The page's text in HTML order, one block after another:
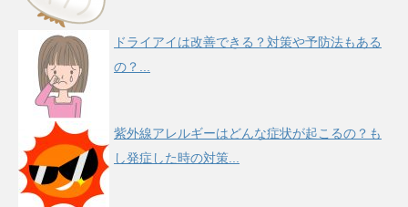
ドライアイは改善できる？対策や予防法もある
の？...
紫外線アレルギーはどんな症状が起こるの？も
し発症した時の対策...